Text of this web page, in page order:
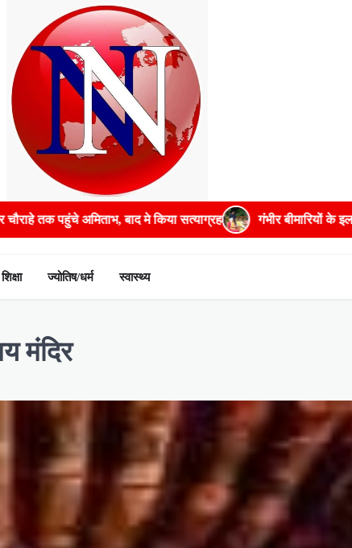
गंभीर बीमारियों के इलाज में भरपूर मदद करेगी सरकार: मुख्यमंत्री
शिक्षा ज्योतिष/धर्म स्वास्थ्य
मंदिर